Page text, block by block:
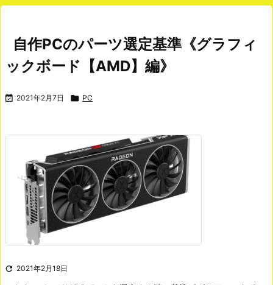
自作PCのパーツ選定基準《グラフィ
ックボード【AMD】編》
 2021年2月7日  PC
 2021年2月18日